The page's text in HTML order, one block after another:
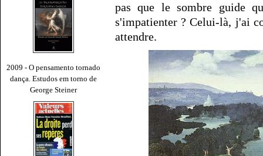
2009 - O pensamento tornado
dança. Estudos em torno de
George Steiner
pas que le sombre guide
s'impatienter ? Celui-là, j'ai
attendre.